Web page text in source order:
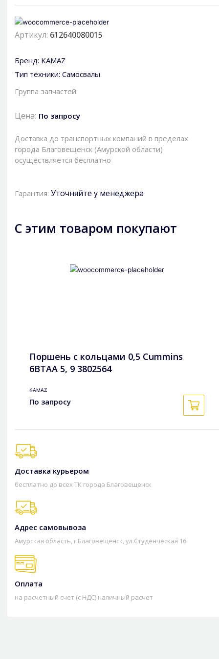
Артикул: 612640080015
Бренд: KAMAZ
Тип техники: Самосвалы
Группа запчастей:
Цена: По запросу
Доставка до транспортных компаний в пределах
города Благовещенск (Амурской области)
осуществляется бесплатно
Гарантия: Уточняйте у менеджера
С этим товаром покупают
Поршень с кольцами 0,5 Cummins
6BTAA 5, 9 3802564
KAMAZ
По запросу
Доставка курьером
бесплатно до всех ТК города Благовещенск
Адрес самовывоза
Амурская область, г.Благовещенск, ул.Студенческая 16
Оплата
на расчетный счет (с НДС) наличный расчет